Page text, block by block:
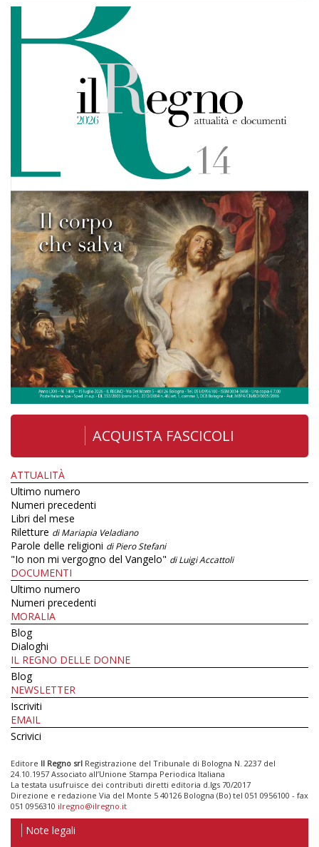
ACQUISTA FASCICOLI
ATTUALITÀ
Ultimo numero
Numeri precedenti
Libri del mese
Riletture di Mariapia Veladiano
Parole delle religioni di Piero Stefani
"Io non mi vergogno del Vangelo" di Luigi Accattoli
DOCUMENTI
Ultimo numero
Numeri precedenti
MORALIA
Blog
Dialoghi
IL REGNO DELLE DONNE
Blog
NEWSLETTER
Iscriviti
EMAIL
Scrivici
Editore Il Regno srl Registrazione del Tribunale di Bologna N. 2237 del
24.10.1957 Associato all’Unione Stampa Periodica Italiana
La testata usufruisce dei contributi diretti editoria d.lgs 70/2017
Direzione e redazione Via del Monte 5 40126 Bologna (Bo) tel 051 0956100 - fax
051 0956310 ilregno@ilregno.it
Note legali